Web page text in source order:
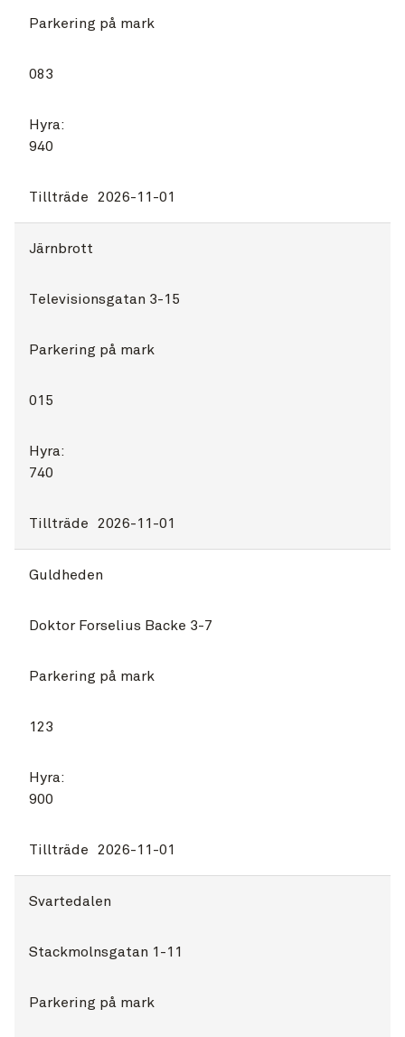
Parkering på mark
083
Hyra:
940
Tillträde 2026-11-01
Järnbrott
Televisionsgatan 3-15
Parkering på mark
015
Hyra:
740
Tillträde 2026-11-01
Guldheden
Doktor Forselius Backe 3-7
Parkering på mark
123
Hyra:
900
Tillträde 2026-11-01
Svartedalen
Stackmolnsgatan 1-11
Parkering på mark